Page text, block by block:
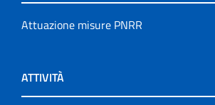
Attuazione misure PNRR
ATTIVITÀ